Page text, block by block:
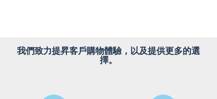
我們致力提昇客戶購物體驗，以及提供更多的選
擇。